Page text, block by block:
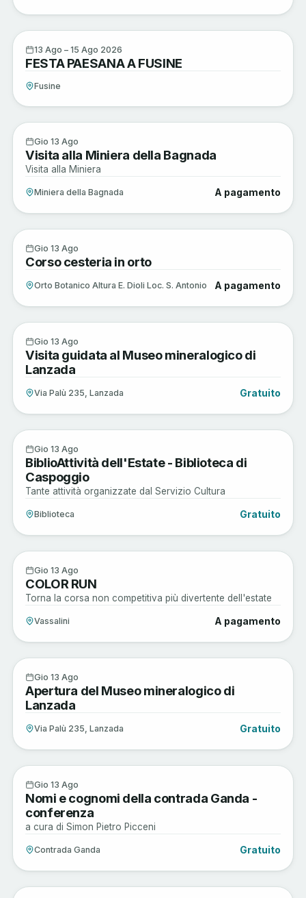
Sagre e Tradizioni
13 Ago – 15 Ago 2026
FESTA PAESANA A FUSINE
Fusine
Sagre e Tradizioni
Gio 13 Ago
Visita alla Miniera della Bagnada
Visita alla Miniera
Miniera della Bagnada A pagamento
Arte e Cultura
Gio 13 Ago
Corso cesteria in orto
Orto Botanico Altura E. Dioli Loc. S. Antonio A pagamento
Arte e Cultura
Gio 13 Ago
Visita guidata al Museo mineralogico di
Lanzada
Via Palù 235, Lanzada Gratuito
Musica e Spettacoli
Gio 13 Ago
BiblioAttività dell'Estate - Biblioteca di
Caspoggio
Tante attività organizzate dal Servizio Cultura
Biblioteca Gratuito
Musica e Spettacoli
Gio 13 Ago
COLOR RUN
Torna la corsa non competitiva più divertente dell'estate
Vassalini A pagamento
Arte e Cultura
Gio 13 Ago
Apertura del Museo mineralogico di
Lanzada
Via Palù 235, Lanzada Gratuito
Arte e Cultura
Gio 13 Ago
Nomi e cognomi della contrada Ganda -
conferenza
a cura di Simon Pietro Picceni
Contrada Ganda Gratuito